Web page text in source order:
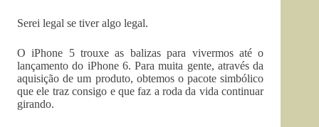
Serei legal se tiver algo legal.
O iPhone 5 trouxe as balizas para vivermos até o
lançamento do iPhone 6. Para muita gente, através da
aquisição de um produto, obtemos o pacote simbólico
que ele traz consigo e que faz a roda da vida continuar
girando.